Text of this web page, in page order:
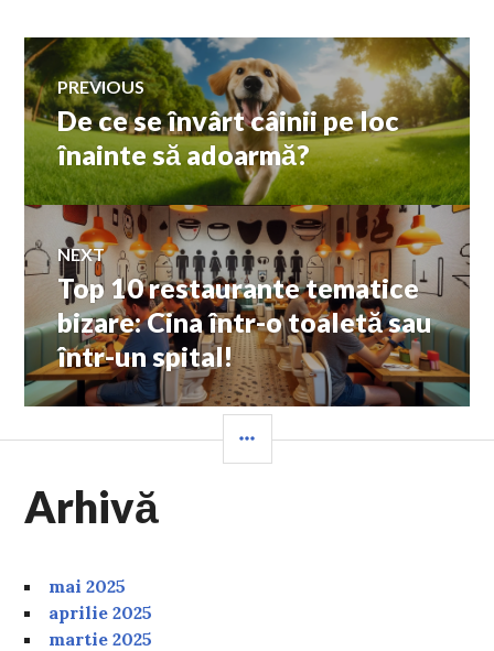
Navigare
în
articole
PREVIOUS
Previous
post:
De ce se învârt câinii pe loc
înainte să adoarmă?
NEXT
Next
post:
Top 10 restaurante tematice
bizare: Cina într-o toaletă sau
într-un spital!
Arhivă
mai 2025
aprilie 2025
martie 2025